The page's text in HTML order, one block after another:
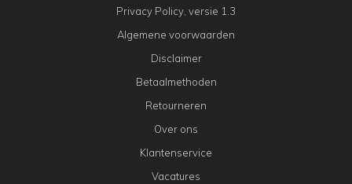
Privacy Policy, versie 1.3
Algemene voorwaarden
Disclaimer
Betaalmethoden
Retourneren
Over ons
Klantenservice
Vacatures